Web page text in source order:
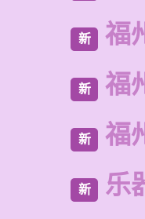
新 福
新 福
新 福
新 乐